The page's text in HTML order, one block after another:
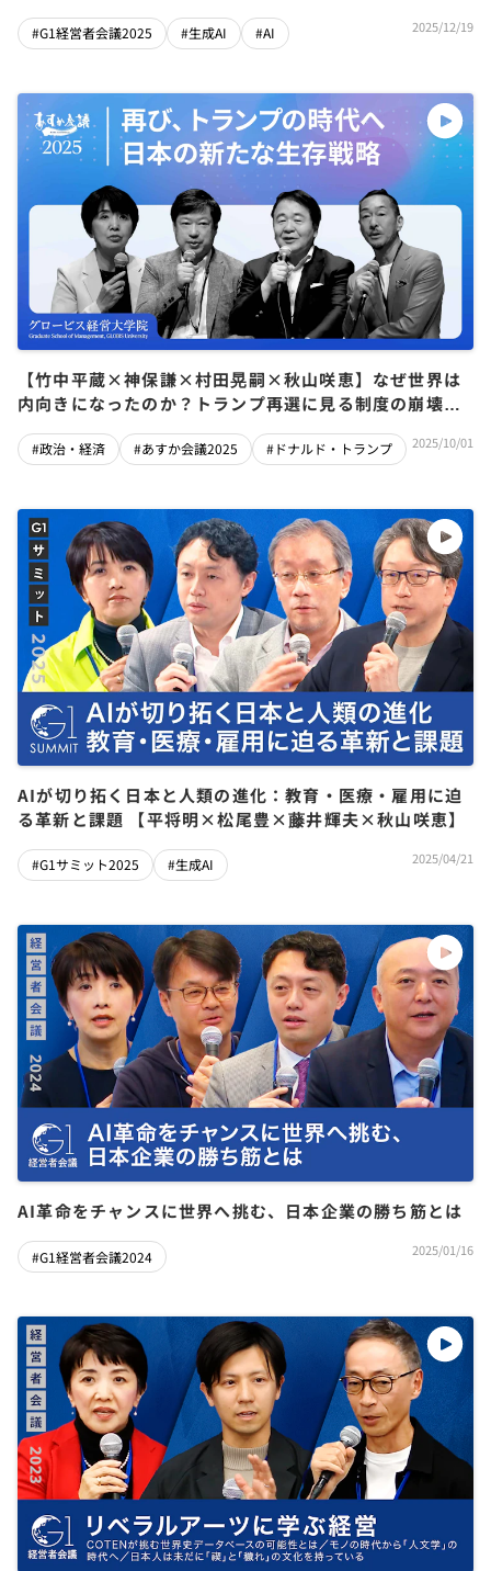
#G1経営者会議2025 #生成AI #AI 2025/12/19
【竹中平蔵×神保謙×村田晃嗣×秋山咲恵】なぜ世界は
内向きになったのか？トランプ再選に見る制度の崩壊と
#政治・経済 #あすか会議2025 #ドナルド・トランプ 2025/10/01
AIが切り拓く日本と人類の進化：教育・医療・雇用に迫
る革新と課題 【平将明×松尾豊×藤井輝夫×秋山咲恵】
#G1サミット2025 #生成AI 2025/04/21
AI革命をチャンスに世界へ挑む、日本企業の勝ち筋とは
#G1経営者会議2024 2025/01/16